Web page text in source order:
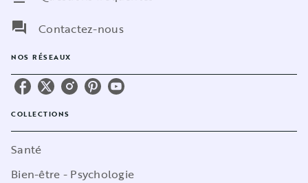
question_answer
Contactez-nous
NOS RÉSEAUX
COLLECTIONS
Santé
Bien-être - Psychologie